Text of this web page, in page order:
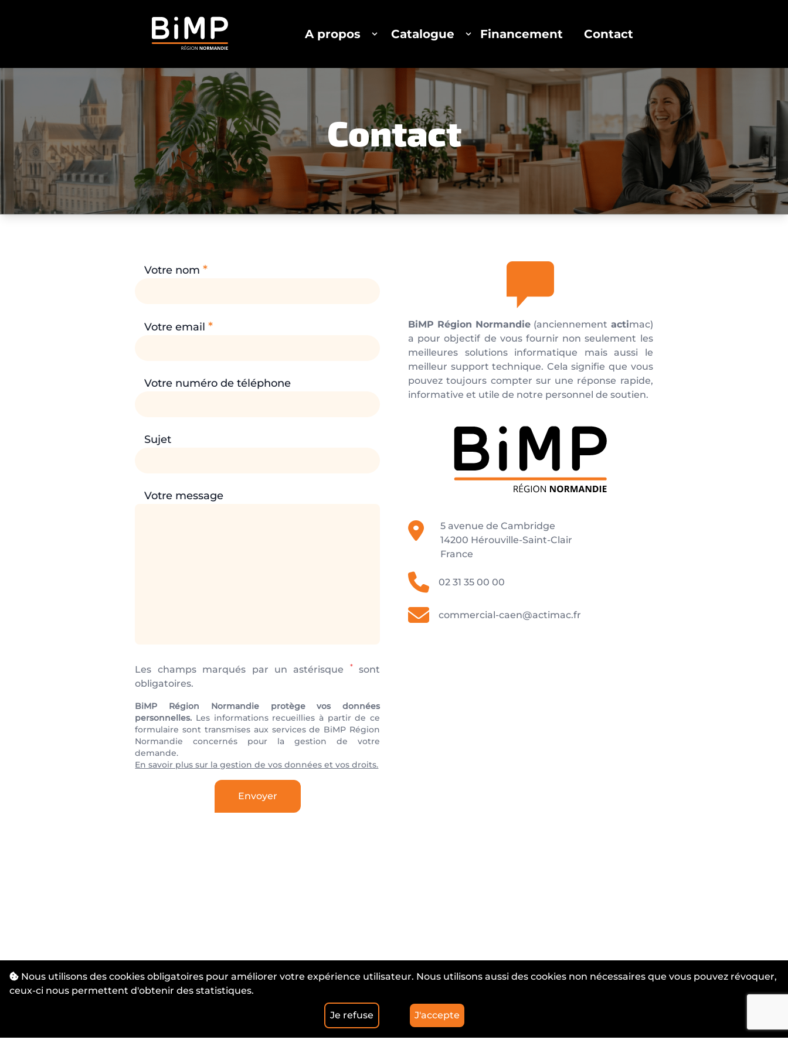
A propos Catalogue Financement Contact
Contact
Votre nom*
Votre email*
Votre numéro de téléphone
Sujet
Votre message
Les champs marqués par un astérisque *sont
obligatoires.
BiMP Région Normandie protège vos données
personnelles. Les informations recueillies à partir de ce
formulaire sont transmises aux services de BiMP Région
Normandie concernés pour la gestion de votre
demande.
En savoir plus sur la gestion de vos données et vos droits.
BiMP Région Normandie (anciennement actimac)
a pour objectif de vous fournir non seulement les
meilleures solutions informatique mais aussi le
meilleur support technique. Cela signifie que vous
pouvez toujours compter sur une réponse rapide,
informative et utile de notre personnel de soutien.
5 avenue de Cambridge
14200 Hérouville-Saint-Clair
France
02 31 35 00 00
commercial-caen@actimac.fr
Nous utilisons des cookies obligatoires pour améliorer votre expérience utilisateur. Nous utilisons aussi des cookies non nécessaires que vous pouvez révoquer,
ceux-ci nous permettent d'obtenir des statistiques.
Je refuse J'accepte